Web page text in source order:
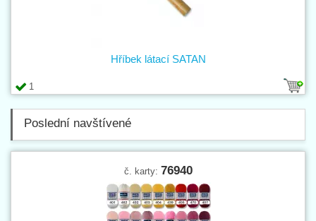
1
Hříbek látací SATAN
Poslední navštívené
č. karty: 76940